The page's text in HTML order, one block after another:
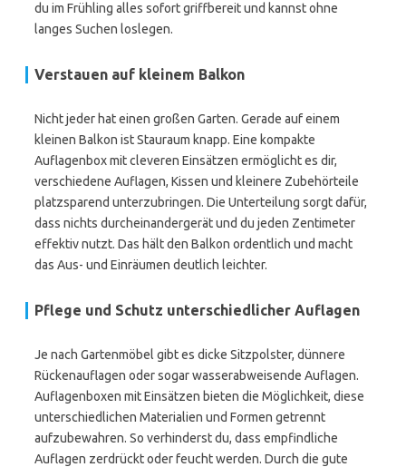
du im Frühling alles sofort griffbereit und kannst ohne
langes Suchen loslegen.
Verstauen auf kleinem Balkon
Nicht jeder hat einen großen Garten. Gerade auf einem
kleinen Balkon ist Stauraum knapp. Eine kompakte
Auflagenbox mit cleveren Einsätzen ermöglicht es dir,
verschiedene Auflagen, Kissen und kleinere Zubehörteile
platzsparend unterzubringen. Die Unterteilung sorgt dafür,
dass nichts durcheinandergerät und du jeden Zentimeter
effektiv nutzt. Das hält den Balkon ordentlich und macht
das Aus- und Einräumen deutlich leichter.
Pflege und Schutz unterschiedlicher Auflagen
Je nach Gartenmöbel gibt es dicke Sitzpolster, dünnere
Rückenauflagen oder sogar wasserabweisende Auflagen.
Auflagenboxen mit Einsätzen bieten die Möglichkeit, diese
unterschiedlichen Materialien und Formen getrennt
aufzubewahren. So verhinderst du, dass empfindliche
Auflagen zerdrückt oder feucht werden. Durch die gute